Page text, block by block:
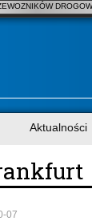
Aktualności
07